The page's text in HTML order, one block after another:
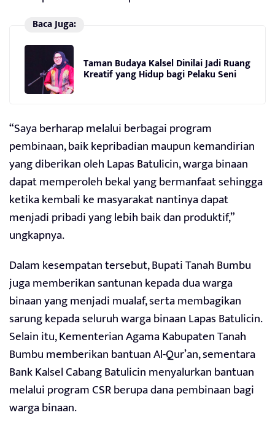
Baca Juga:
Taman Budaya Kalsel Dinilai Jadi Ruang
Kreatif yang Hidup bagi Pelaku Seni
“Saya berharap melalui berbagai program
pembinaan, baik kepribadian maupun kemandirian
yang diberikan oleh Lapas Batulicin, warga binaan
dapat memperoleh bekal yang bermanfaat sehingga
ketika kembali ke masyarakat nantinya dapat
menjadi pribadi yang lebih baik dan produktif,”
ungkapnya.
Dalam kesempatan tersebut, Bupati Tanah Bumbu
juga memberikan santunan kepada dua warga
binaan yang menjadi mualaf, serta membagikan
sarung kepada seluruh warga binaan Lapas Batulicin.
Selain itu, Kementerian Agama Kabupaten Tanah
Bumbu memberikan bantuan Al-Qur’an, sementara
Bank Kalsel Cabang Batulicin menyalurkan bantuan
melalui program CSR berupa dana pembinaan bagi
warga binaan.